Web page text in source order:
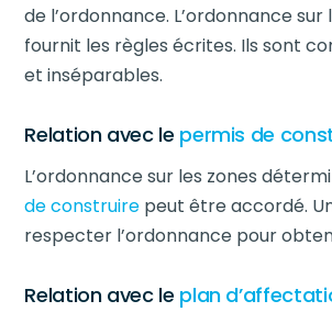
de l’ordonnance. L’ordonnance sur
fournit les règles écrites. Ils sont
et inséparables.
Relation avec le permis de
L’ordonnance sur les zones
de construire peut être accordé.
respecter l’ordonnance pour
Relation avec le plan